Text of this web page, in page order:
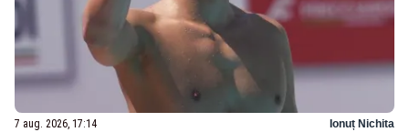
7 aug. 2026, 17:14 Ionuț Nichita